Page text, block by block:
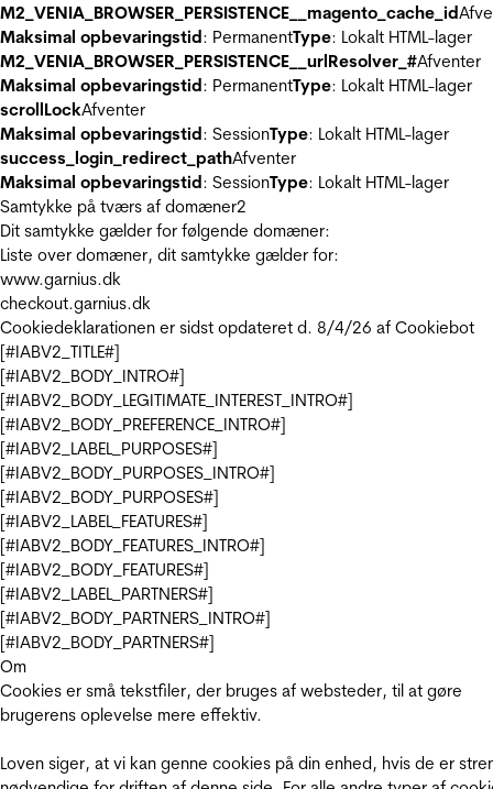
M2_VENIA_BROWSER_PERSISTENCE__magento_cache_id
Maksimal opbevaringstid: PermanentType: Lokalt HTML-lager
M2_VENIA_BROWSER_PERSISTENCE__urlResolver_#Afventer
Maksimal opbevaringstid: PermanentType: Lokalt HTML-lager
scrollLockAfventer
Maksimal opbevaringstid: SessionType: Lokalt HTML-lager
success_login_redirect_pathAfventer
Maksimal opbevaringstid: SessionType: Lokalt HTML-lager
Samtykke på tværs af domæner2
Dit samtykke gælder for følgende domæner:
Liste over domæner, dit samtykke gælder for:
www.garnius.dk
checkout.garnius.dk
Cookiedeklarationen er sidst opdateret d. 8/4/26 af Cookiebot
[#IABV2_TITLE#]
[#IABV2_BODY_INTRO#]
[#IABV2_BODY_LEGITIMATE_INTEREST_INTRO#]
[#IABV2_BODY_PREFERENCE_INTRO#]
[#IABV2_LABEL_PURPOSES#]
[#IABV2_BODY_PURPOSES_INTRO#]
[#IABV2_BODY_PURPOSES#]
[#IABV2_LABEL_FEATURES#]
[#IABV2_BODY_FEATURES_INTRO#]
[#IABV2_BODY_FEATURES#]
[#IABV2_LABEL_PARTNERS#]
[#IABV2_BODY_PARTNERS_INTRO#]
[#IABV2_BODY_PARTNERS#]
Om
Cookies er små tekstfiler, der bruges af websteder, til at gøre
brugerens oplevelse mere effektiv.
Loven siger, at vi kan genne cookies på din enhed, hvis de er